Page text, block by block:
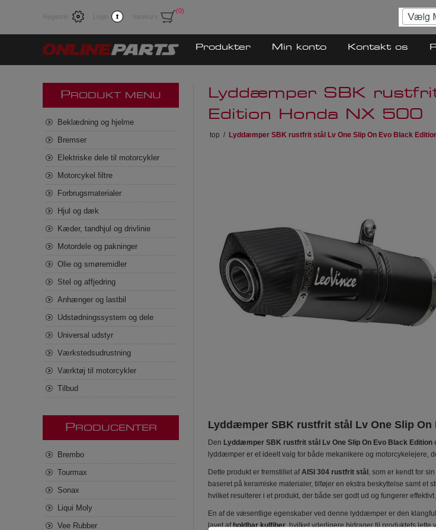
Registrér Login Varekurv
(0)
Produkter Min konto Kontakt os
Lyddæmper SBK
Edition Honda NX 500
top / Lyddæmper SBK rustfrit stål Lv One Slip On Evo Black
Lyddæmper SBK rustfrit stål Lv One Slip On
Den Lyddæmper SBK rustfrit stål Lv One Slip On Evo Black Edition
lyddæmper er et ideelt valg for både mekanikere og
Dette produkt er fremstillet afAISI 304 rustfrit stål , som er kendt for
baseret på keramiske materialer, tilføjer en ekstra beskyttelse samt
hvilket resulterer i et produkt, der både ser godt ud og fungerer effektivt.
En af de væsentlige egenskaber ved denne lyddæmper er den
lavet afholdbar kulfiber, hvilket yderligere bidrager til produktets
P RODUKT MENU
Beklædning og hjelme
Bremser
Elektriske dele til motorcykler
Motorcykel filtre
Forbrugsmaterialer
Hjul og dæk
Kæder, tandhjul og drivlinie
Motordele og pakninger
Olie og smøremidler
Stel og affjedring
Anhænger og lastbil
Udstødningssystem og dele
Universal udstyr
Værkstedsudrustning
Værktøj til motorcykler
Tilbud
P RODUCENTER
Brembo
Tourmax
Sonax
Liqui Moly
Vee Rubber